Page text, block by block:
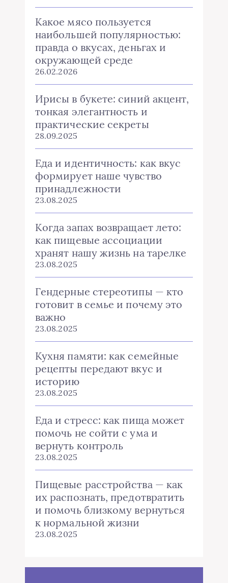
Какое мясо пользуется
наибольшей популярностью:
правда о вкусах, деньгах и
окружающей среде
26.02.2026
Ирисы в букете: синий акцент,
тонкая элегантность и
практические секреты
28.09.2025
Еда и идентичность: как вкус
формирует наше чувство
принадлежности
23.08.2025
Когда запах возвращает лето:
как пищевые ассоциации
хранят нашу жизнь на тарелке
23.08.2025
Гендерные стереотипы — кто
готовит в семье и почему это
важно
23.08.2025
Кухня памяти: как семейные
рецепты передают вкус и
историю
23.08.2025
Еда и стресс: как пища может
помочь не сойти с ума и
вернуть контроль
23.08.2025
Пищевые расстройства — как
их распознать, предотвратить
и помочь близкому вернуться
к нормальной жизни
23.08.2025